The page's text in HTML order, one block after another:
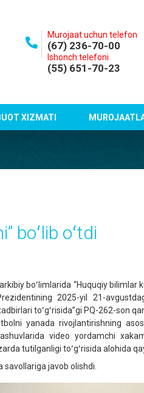
Murojaat uchun telefon
(67) 236-70-00
Ishonch telefoni
(55) 651-70-23
XIZMATI
boʻlib oʻtdi
boʻlimlarida “Huquqiy bilimlar
2025-yil 21-
toʻgʻrisida”gi PQ-262-son
yanada rivojlantirishning
video yordamchi
tutilganligi toʻgʻrisida alohida
javob olishdi.